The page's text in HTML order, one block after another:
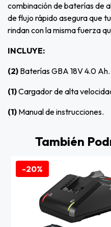
combinación de baterías de
de flujo rápido asegura que
rindan con la misma fuerza
INCLUYE:
(2) Baterías GBA 18V 4.0 Ah.
(1)Cargador de alta
(1) Manual de instrucciones.
También
-20%